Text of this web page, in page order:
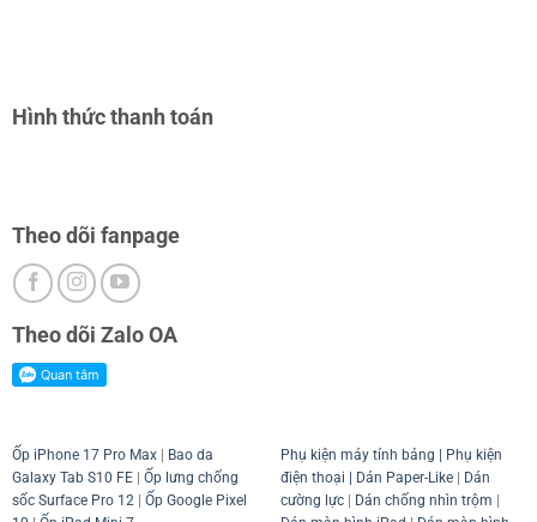
Hình thức thanh toán
Theo dõi fanpage
Theo dõi Zalo OA
Ốp iPhone 17 Pro Max|
Bao da
Galaxy Tab S10 FE| Ốp lưng chống
sốc Surface Pro 12| Ốp Google Pixel
Phụ kiện máy tính bảng
Phụ kiện
điện thoại | Dán Paper-Like|
Dán
cường lực| Dán chống nhìn trộm